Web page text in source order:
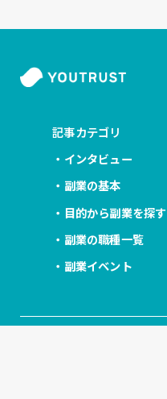
記事カテゴリ
インタビュー
副業の基本
目的から副業を探す
副業の職種一覧
副業イベント